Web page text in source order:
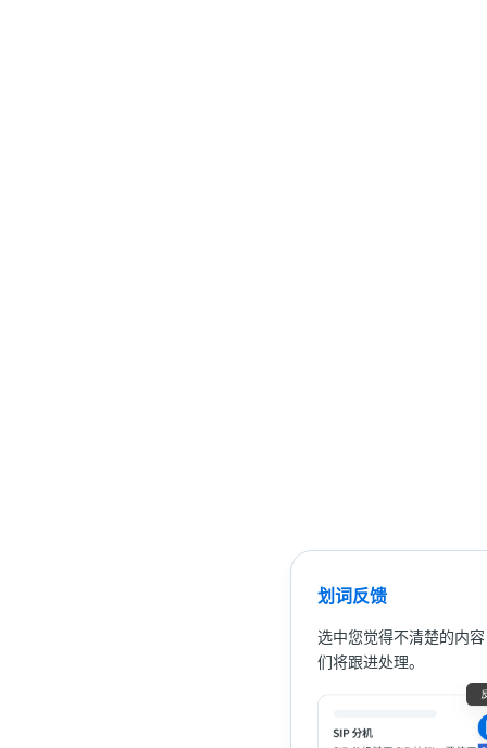
划词反馈
选中您觉得不清楚的内
们将跟进处理。